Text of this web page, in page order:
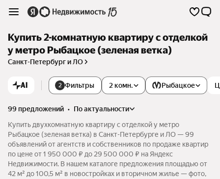
Купить 2-комнатную квартиру с отделкой
у метро Рыбацкое (зеленая ветка)
Санкт-Петербург и ЛО
AI 2 Фильтры 2 комн. Рыбацкое
99 предложений •
по актуальности
Купить двухкомнатную квартиру с отделкой у метро
Рыбацкое (зеленая ветка) в Санкт-Петербурге и ЛО — 99
объявлений от агентств и собственников по продаже квартир
по цене от 1 950 000 ₽ до 29 500 000 ₽ на Яндекс
Недвижимости. В нашем каталоге предложения площадью от
42 м² до 100,5 м² в новостройках и вторичном жилье — фото,